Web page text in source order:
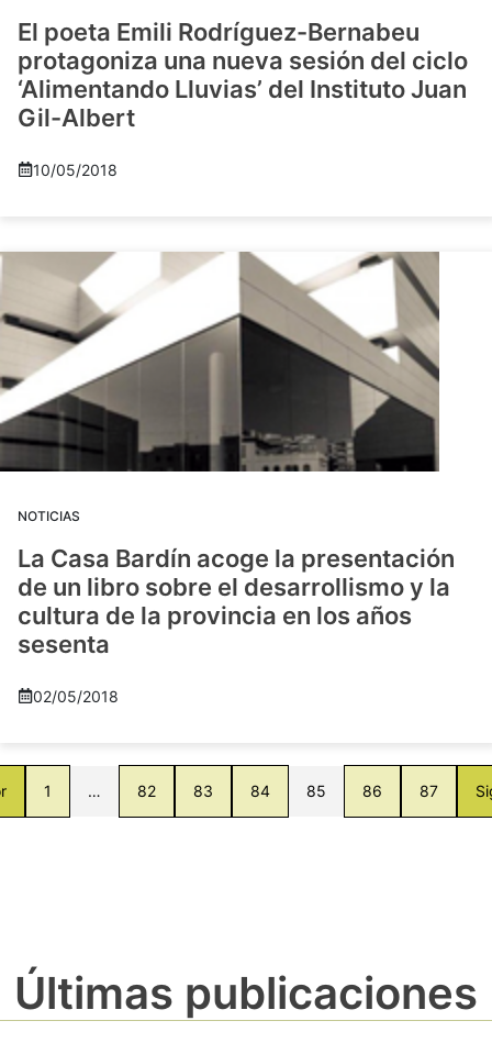
El poeta Emili Rodríguez-Bernabeu
protagoniza una nueva sesión del ciclo
‘Alimentando Lluvias’ del Instituto Juan
Gil-Albert
10/05/2018
NOTICIAS
La Casa Bardín acoge la presentación
de un libro sobre el desarrollismo y la
cultura de la provincia en los años
sesenta
02/05/2018
1 … 82 83 84 85 86 87
Últimas publicaciones